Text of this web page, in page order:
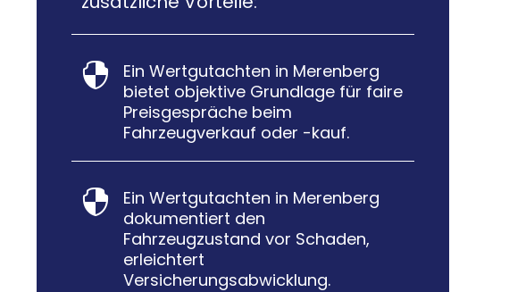

Ein Wertgutachten in Merenberg
bietet objektive Grundlage für faire
Preisgespräche beim
Fahrzeugverkauf oder -kauf.

Ein Wertgutachten in Merenberg
dokumentiert den
Fahrzeugzustand vor Schaden,
erleichtert
Versicherungsabwicklung.